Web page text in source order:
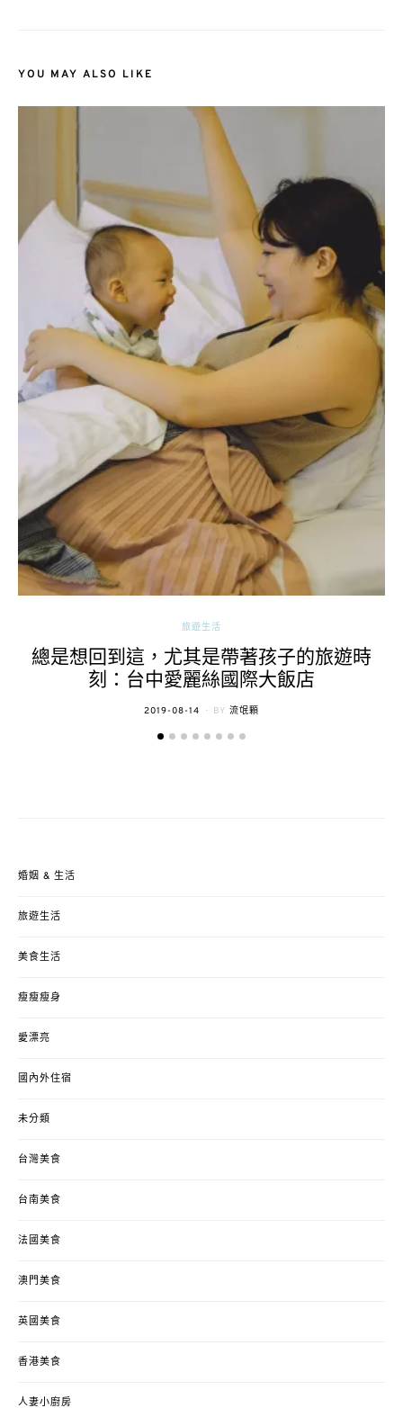
YOU MAY ALSO LIKE
旅遊生活
總是想回到這，尤其是帶著孩子的旅遊時
刻：台中愛麗絲國際大飯店
POSTED
2019-08-14 BY 流氓顆
婚姻 & 生活
旅遊生活
美食生活
瘦瘦瘦身
愛漂亮
國內外住宿
未分類
台灣美食
台南美食
法國美食
澳門美食
英國美食
香港美食
人妻小廚房